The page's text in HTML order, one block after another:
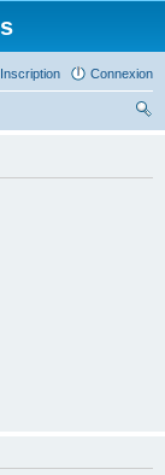
Connexion
Inscription